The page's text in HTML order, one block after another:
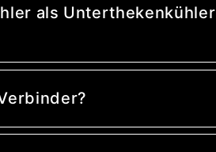
als Unterthekenkühler